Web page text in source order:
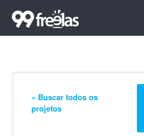
« Buscar todos os
projetos